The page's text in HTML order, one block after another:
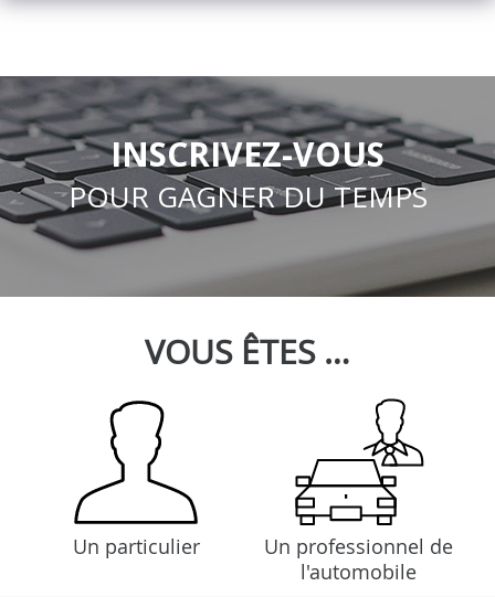
INSCRIVEZ-VOUS
POUR GAGNER DU TEMPS
VOUS ÊTES …
Un particulier
Un professionnel de
l'automobile